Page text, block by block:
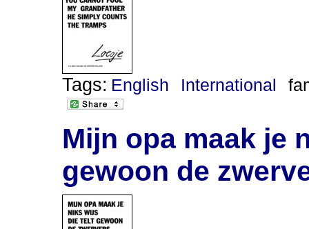
Tags: English International
Mijn opa maak je
gewoon de